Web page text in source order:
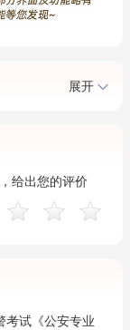
展开
给出您的评价
考试《公安专业